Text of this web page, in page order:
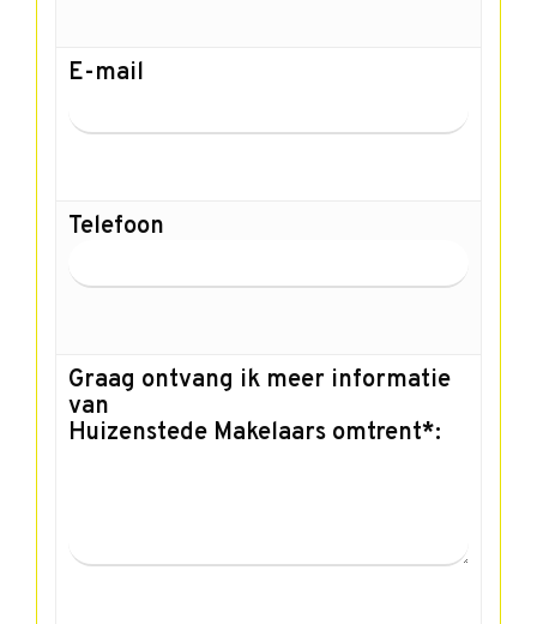
E-mail
Telefoon
Graag ontvang ik meer informatie
van
Huizenstede Makelaars omtrent*: